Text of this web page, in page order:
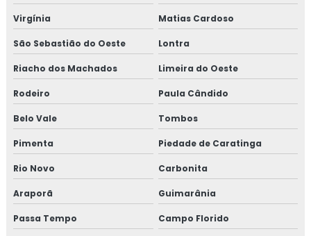
Virgínia Matias Cardoso
São Sebastião do Oeste Lontra
Riacho dos Machados Limeira do Oeste
Rodeiro Paula Cândido
Belo Vale Tombos
Pimenta Piedade de Caratinga
Rio Novo Carbonita
Araporã Guimarânia
Passa Tempo Campo Florido